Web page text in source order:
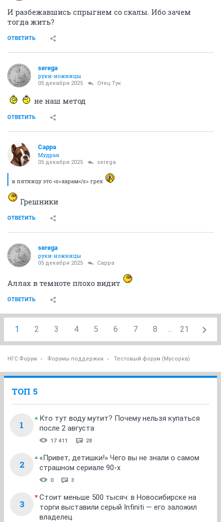
И разбежавшись спрыгнем со скалы. Ибо зачем
тогда жить?
ОТВЕТИТЬ
serega
руки-ножницы
05 декабря 2025 Отец Тук
не наш метод
ОТВЕТИТЬ
Сарра
Мудрая
05 декабря 2025 serega
в пятницу это <s>харам</s> грех
Грешники
ОТВЕТИТЬ
serega
руки-ножницы
05 декабря 2025 Сарра
Аллах в темноте плохо видит
ОТВЕТИТЬ
1 2 3 4 5 6 7 8 ... 21
НГС.Форум Форумы поддержки Тестовый форум (Мусорка)
ТОП 5
1
Кто тут воду мутит? Почему нельзя купаться
после 2 августа
17 411 28
2
«Привет, детишки!» Чего вы не знали о самом
страшном сериале 90-х
0 3
3
Стоит меньше 500 тысяч: в Новосибирске на
торги выставили серый Infiniti — его заложил
владелец